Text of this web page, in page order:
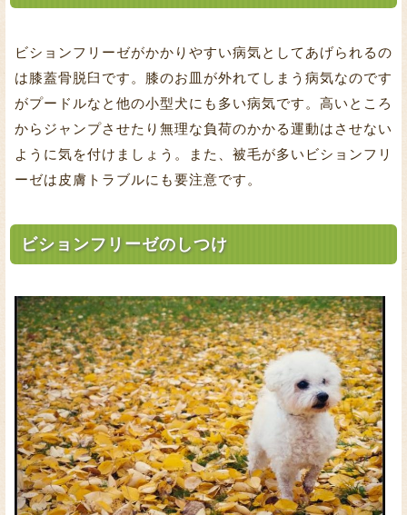
ビションフリーゼがかかりやすい病気としてあげられるの
は膝蓋骨脱臼です。膝のお皿が外れてしまう病気なのです
がプードルなと他の小型犬にも多い病気です。高いところ
からジャンプさせたり無理な負荷のかかる運動はさせない
ように気を付けましょう。また、被毛が多いビションフリ
ーゼは皮膚トラブルにも要注意です。
ビションフリーゼのしつけ